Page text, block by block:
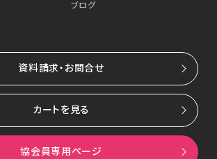
ブログ
資料請求・お問合せ
カートを見る
協会員専用ページ